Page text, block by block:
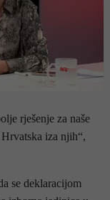
rješenje za naše
iza njih“,
se deklaracijom